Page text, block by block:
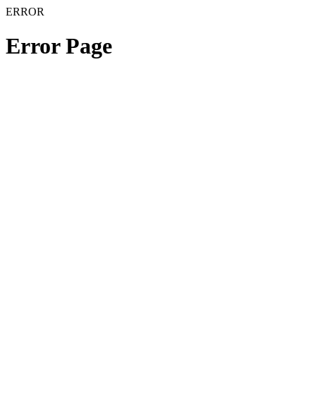
ERROR
Error Page